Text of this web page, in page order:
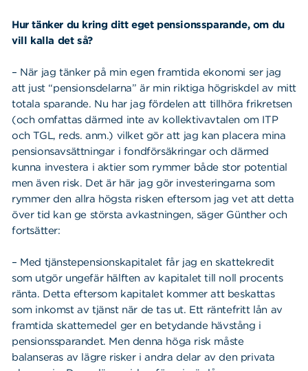
Hur tänker du kring ditt eget pensionssparande, om du
vill kalla det så?
– När jag tänker på min egen framtida ekonomi ser jag
att just “pensionsdelarna” är min riktiga högriskdel av mitt
totala sparande. Nu har jag fördelen att tillhöra frikretsen
(och omfattas därmed inte av kollektivavtalen om ITP
och TGL, reds. anm.) vilket gör att jag kan placera mina
pensionsavsättningar i fondförsäkringar och därmed
kunna investera i aktier som rymmer både stor potential
men även risk. Det är här jag gör investeringarna som
rymmer den allra högsta risken eftersom jag vet att detta
över tid kan ge största avkastningen, säger Günther och
fortsätter:
– Med tjänstepensionskapitalet får jag en skattekredit
som utgör ungefär hälften av kapitalet till noll procents
ränta. Detta eftersom kapitalet kommer att beskattas
som inkomst av tjänst när de tas ut. Ett räntefritt lån av
framtida skattemedel ger en betydande hävstång i
pensionssparandet. Men denna höga risk måste
balanseras av lägre risker i andra delar av den privata